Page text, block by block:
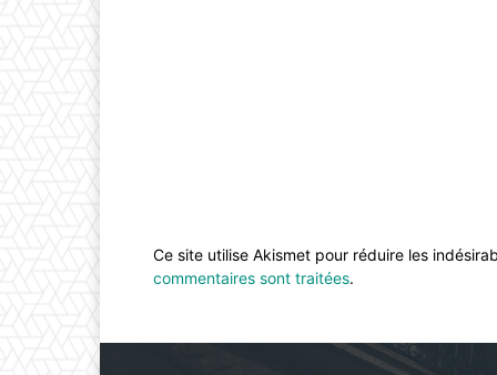
Ce site utilise Akismet pour réduire les
commentaires sont traitées.